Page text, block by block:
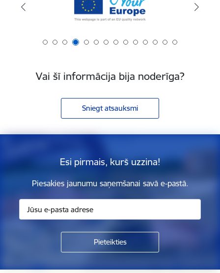
Vai šī informācija bija noderīga?
Sniegt atsauksmi
Esi pirmais, kurš uzzina!
Piesakies jaunumu saņemšanai savā e-pastā.